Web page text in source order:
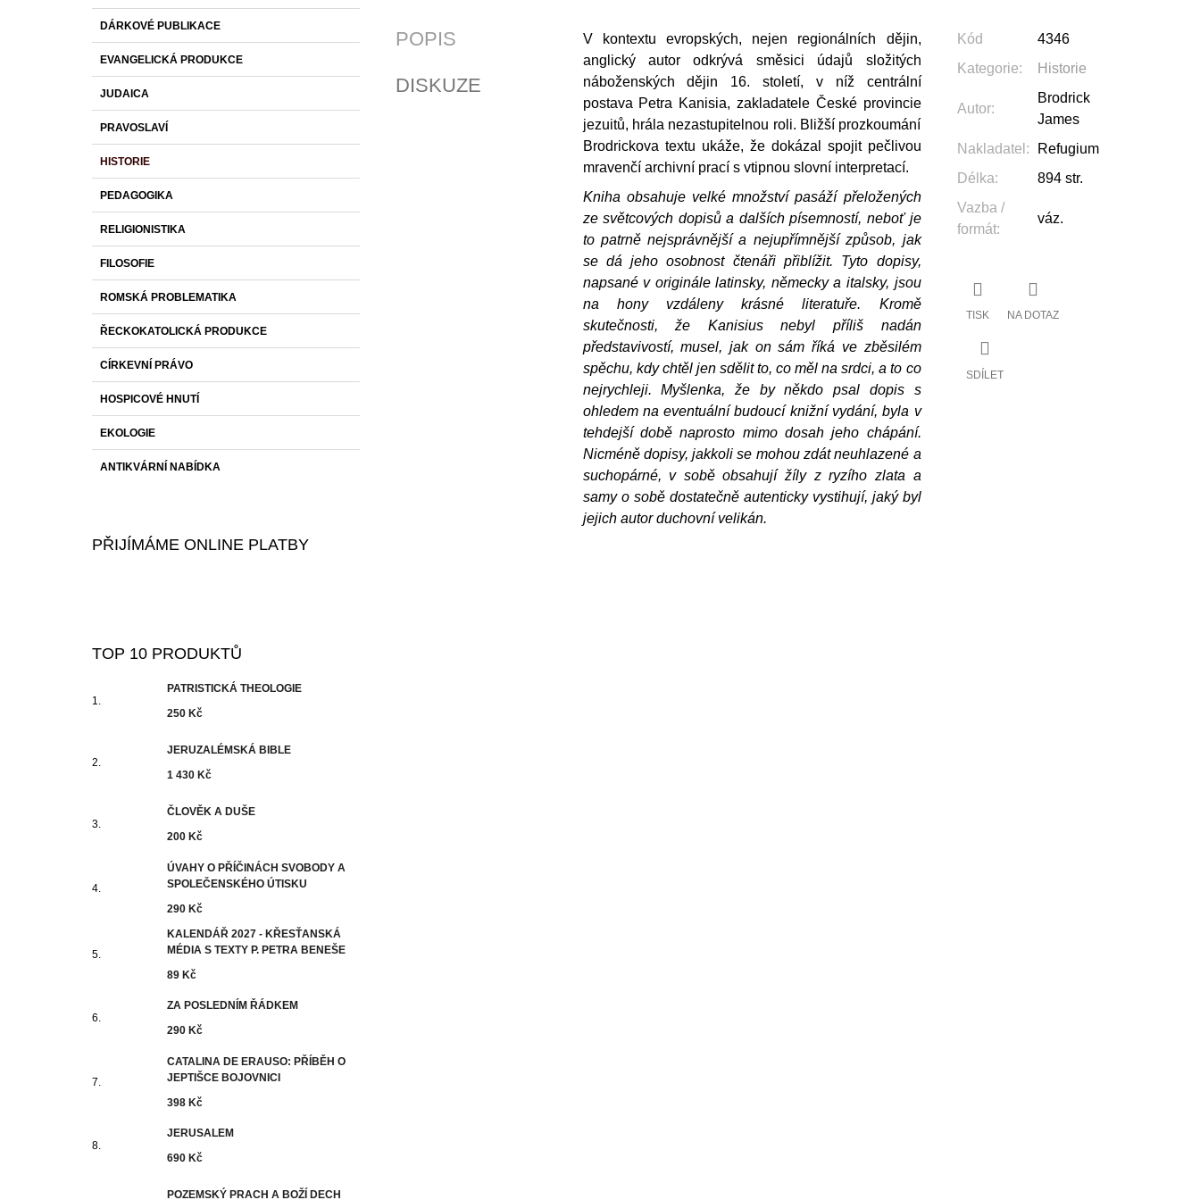
DÁRKOVÉ PUBLIKACE
EVANGELICKÁ PRODUKCE
JUDAICA
PRAVOSLAVÍ
HISTORIE
PEDAGOGIKA
RELIGIONISTIKA
FILOSOFIE
ROMSKÁ PROBLEMATIKA
ŘECKOKATOLICKÁ PRODUKCE
CÍRKEVNÍ PRÁVO
HOSPICOVÉ HNUTÍ
EKOLOGIE
ANTIKVÁRNÍ NABÍDKA
PŘIJÍMÁME ONLINE PLATBY
TOP 10 PRODUKTŮ
PATRISTICKÁ THEOLOGIE
250 Kč
JERUZALÉMSKÁ BIBLE
1 430 Kč
ČLOVĚK A DUŠE
200 Kč
ÚVAHY O PŘÍČINÁCH SVOBODY A
SPOLEČENSKÉHO ÚTISKU
290 Kč
KALENDÁŘ 2027 - KŘESŤANSKÁ
MÉDIA S TEXTY P. PETRA BENEŠE
89 Kč
ZA POSLEDNÍM ŘÁDKEM
290 Kč
CATALINA DE ERAUSO: PŘÍBĚH O
JEPTIŠCE BOJOVNICI
398 Kč
JERUSALEM
690 Kč
POZEMSKÝ PRACH A BOŽÍ DECH
POPIS
DISKUZE
V kontextu evropských, nejen regionálních dějin,
anglický autor odkrývá směsici údajů složitých
náboženských dějin 16. století, v níž centrální
postava Petra Kanisia, zakladatele České provincie
jezuitů, hrála nezastupitelnou roli. Bližší prozkoumání
Brodrickova textu ukáže, že dokázal spojit pečlivou
mravenčí archivní prací s vtipnou slovní interpretací.
Kniha obsahuje velké množství pasáží přeložených
ze světcových dopisů a dalších písemností, neboť je
to patrně nejsprávnější a nejupřímnější způsob, jak
se dá jeho osobnost čtenáři přiblížit. Tyto dopisy,
napsané v originále latinsky, německy a italsky, jsou
na hony vzdáleny krásné literatuře. Kromě
skutečnosti, že Kanisius nebyl příliš nadán
představivostí, musel, jak on sám říká ve zběsilém
spěchu, kdy chtěl jen sdělit to, co měl na srdci, a to co
nejrychleji. Myšlenka, že by někdo psal dopis s
ohledem na eventuální budoucí knižní vydání, byla v
tehdejší době naprosto mimo dosah jeho chápání.
Nicméně dopisy, jakkoli se mohou zdát neuhlazené a
suchopárné, v sobě obsahují žíly z ryzího zlata a
samy o sobě dostatečně autenticky vystihují, jaký byl
jejich autor duchovní velikán.
Kód
4346
Kategorie: Historie
Autor:
Brodrick
James
Nakladatel :
Refugium
Délka:
894 str.
Vazba /
formát:
váz.
TISK NA DOTAZ
SDÍLET